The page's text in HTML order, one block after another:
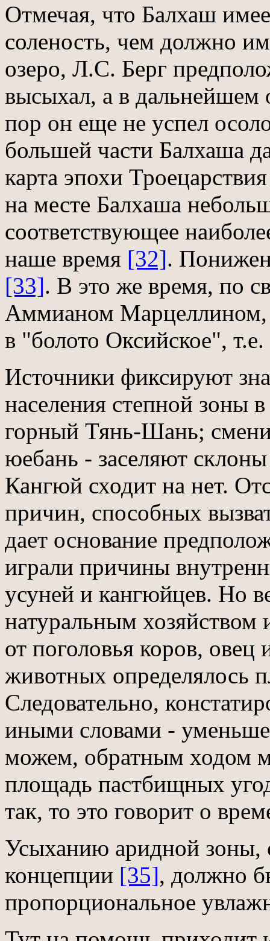
Отмечая, что Балхаш
соленость, чем должно
озеро, Л.С. Берг
высыхал, а в дальнейшем
пор он еще не успел
большей части Балхаша
карта эпохи
на месте Балхаша
соответствующее
наше время [32].
[33]. В это же время, по
Аммианом Марцеллином,
в "болото Оксийское",
Источники фиксируют
населения степной зоны
горный Тянь-Шань;
юебань - заселяют
Кангюй сходит на нет.
причин, способных
дает основание
играли причины
усуней и кангюйцев. Но
натуральным хозяйством
от поголовья коров, овец
животных определялось
Следовательно,
иными словами -
можем, обратным ходом
площадь пастбищных
так, то это говорит о
Усыханию аридной зоны,
концепции [35], должно
пропорциональное